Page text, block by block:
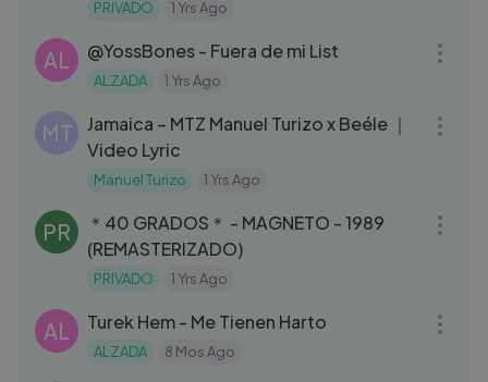
PRIVADO 1 Yrs Ago
AL ‪@YossBones‬ - Fuera de mi List
ALZADA 1 Yrs Ago
MT
Jamaica – MTZ Manuel Turizo x Beéle ｜
Video Lyric
Manuel Turizo 1 Yrs Ago
PR
＊40 GRADOS＊ - MAGNETO - 1989
(REMASTERIZADO)
PRIVADO 1 Yrs Ago
AL Turek Hem - Me Tienen Harto
ALZADA 8 Mos Ago